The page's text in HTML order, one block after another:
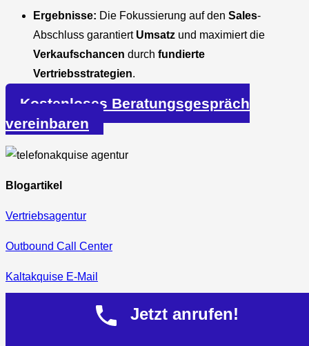
Ergebnisse: Die Fokussierung auf den Sales-
Abschluss garantiert Umsatz und maximiert die
Verkaufschancen durch fundierte
Vertriebsstrategien.
Kostenloses Beratungsgespräch
vereinbaren
Blogartikel
Vertriebsagentur
Outbound Call Center
Kaltakquise E-Mail
Jetzt anrufen!